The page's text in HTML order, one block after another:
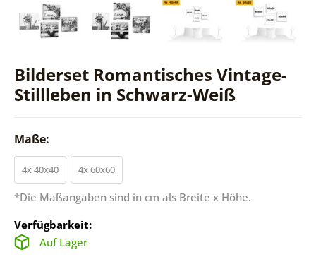
Bilderset Romantisches Vintage-
Stillleben in Schwarz-Weiß
Maße:
4x 40x40 4x 60x60
*Die Maßangaben sind in cm als Breite x Höhe.
Verfügbarkeit:
Auf Lager